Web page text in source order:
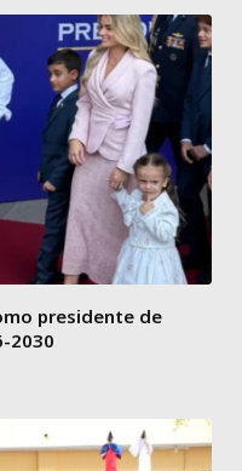
presidente de
2030